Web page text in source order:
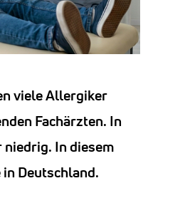
viele Allergiker
Fachärzten. In
In diesem
Deutschland.